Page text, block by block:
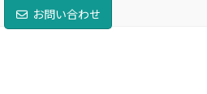
お問い合わせ